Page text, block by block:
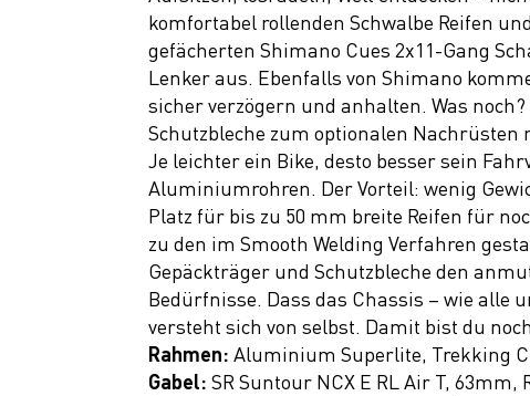
komfortabel rollenden Schwalbe Reifen
gefächerten Shimano Cues 2x11-Gang
Lenker aus. Ebenfalls von Shimano
sicher verzögern und anhalten. Was
Schutzbleche zum optionalen Nachrüsten
Je leichter ein Bike, desto besser sein
Aluminiumrohren. Der Vorteil: wenig
Platz für bis zu 50 mm breite Reifen für
zu den im Smooth Welding Verfahren
Gepäckträger und Schutzbleche den
Bedürfnisse. Dass das Chassis – wie alle
versteht sich von selbst. Damit bist du
Rahmen:Aluminium Superlite, Trekking
Gabel:SR Suntour NCX E RL Air T, 63mm,